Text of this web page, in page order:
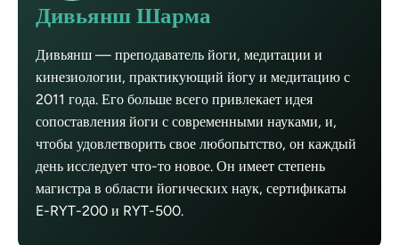
Дивьянш Шарма
Дивьянш — преподаватель йоги, медитации и
кинезиологии, практикующий йогу и медитацию с
2011 года. Его больше всего привлекает идея
сопоставления йоги с современными науками, и,
чтобы удовлетворить свое любопытство, он каждый
день исследует что-то новое. Он имеет степень
магистра в области йогических наук, сертификаты
E-RYT-200 и RYT-500.